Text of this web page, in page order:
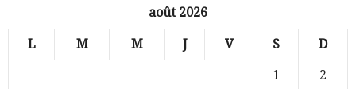
août 2026
L M M J V S D
1
2